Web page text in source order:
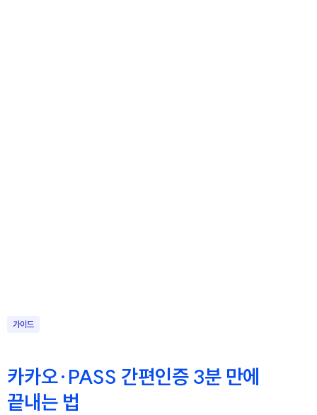
가이드
카카오·PASS 간편인증 3분 만에
끝내는 법